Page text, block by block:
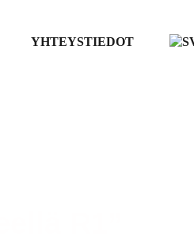
YHTEYSTIEDOT